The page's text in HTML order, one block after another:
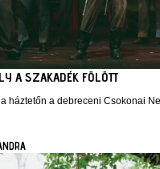
A SZAKADÉK FÖLÖTT
háztetőn a debreceni Csokonai